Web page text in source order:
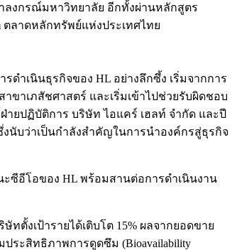
งกรณ์มหาวิทยาลัย อีกทั้งผ่านหลักสูตร
ตลาดหลักทรัพย์แห่งประเทศไทย
ำเนินธุรกิจของ HL อย่างลึกซึ้ง เริ่มจากการ
ขาเภสัชศาสตร์ และเริ่มเข้าไปช่วยรับผิดชอบ
ยปฏิบัติการ บริษัท ไอแคร์ เฮลท์ จำกัด และปี
นับว่าเป็นกำลังสำคัญในการนำองค์กรสู่ธุรกิจ
ซีอีโอของ HL พร้อมสานต่อการดำเนินงาน
ตั้งเป้ารายได้เติบโต 15% ผลจากยอดขาย
ระสิทธิภาพการดูดซึม (Bioavailability